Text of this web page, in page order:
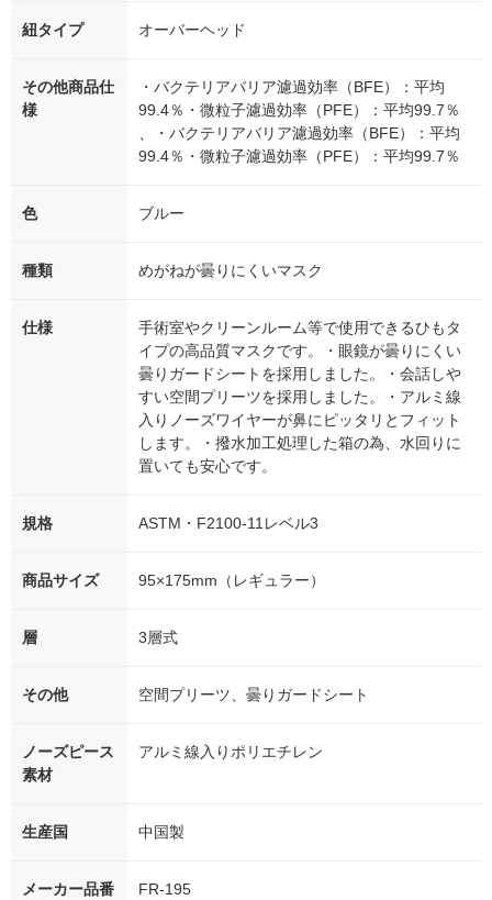
紐タイプ オーバーヘッド
その他商品仕
様
・バクテリアバリア濾過効率（BFE）：平均
99.4％・微粒子濾過効率（PFE）：平均99.7％
、・バクテリアバリア濾過効率（BFE）：平均
99.4％・微粒子濾過効率（PFE）：平均99.7％
色 ブルー
種類 めがねが曇りにくいマスク
仕様
手術室やクリーンルーム等で使用できるひもタ
イプの高品質マスクです。・眼鏡が曇りにくい
曇りガードシートを採用しました。・会話しや
すい空間プリーツを採用しました。・アルミ線
入りノーズワイヤーが鼻にピッタリとフィット
します。・撥水加工処理した箱の為、水回りに
置いても安心です。
規格 ASTM・F2100-11レベル3
商品サイズ 95×175mm（レギュラー）
層 3層式
その他 空間プリーツ、曇りガードシート
ノーズピース
素材
アルミ線入りポリエチレン
生産国 中国製
メーカー品番 FR-195